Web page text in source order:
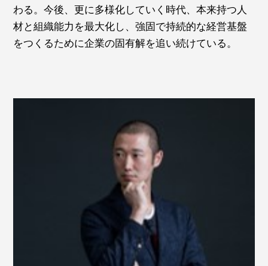
わる。今後、更に多様化していく時代、本来持つ人
材と組織能力を最大化し、強固で持続的な経営基盤
をつくるために企業の固有解を追い続けている。